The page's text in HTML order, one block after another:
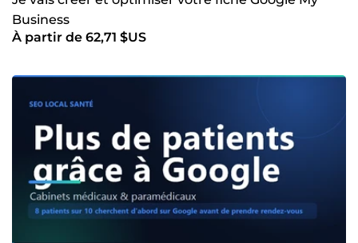
Business
À partir de 62,71 $US